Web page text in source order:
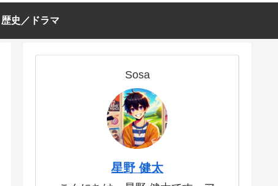
歴史／ドラマ
Sosa
星野 健太